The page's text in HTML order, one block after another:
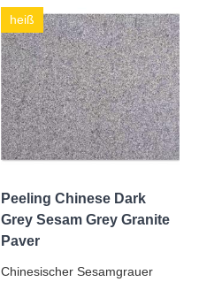
heiß
Peeling Chinese Dark
Grey Sesam Grey Granite
Paver
Chinesischer Sesamgrauer